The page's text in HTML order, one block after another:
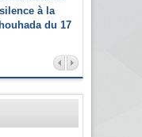
à la
du 17